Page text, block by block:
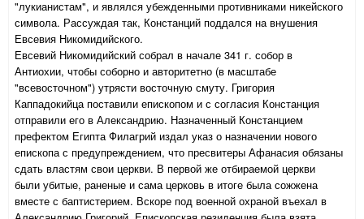
"лукианистам", и являлся убежденными противниками никейского
символа. Рассуждая так, Констанций поддался на внушения
Евсевия Никомидийского.
Евсевий Никомидийский собрал в начале 341 г. собор в
Антиохии, чтобы соборно и авторитетно (в масштабе
"всевосточном") утрясти восточную смуту. Григория
Каппадокийца поставили епископом и с согласия Констанция
отправили его в Александрию. Назначенный Констанцием
префектом Египта Филагрий издал указ о назначении нового
епископа с предупреждением, что пресвитеры Афанасия обязаны
сдать властям свои церкви. В первой же отбираемой церкви
были убитые, раненые и сама церковь в итоге была сожжена
вместе с баптистерием. Вскоре под военной охраной въехал в